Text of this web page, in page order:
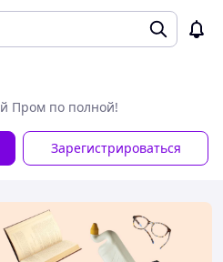
Пром по полной!
Зарегистрироваться